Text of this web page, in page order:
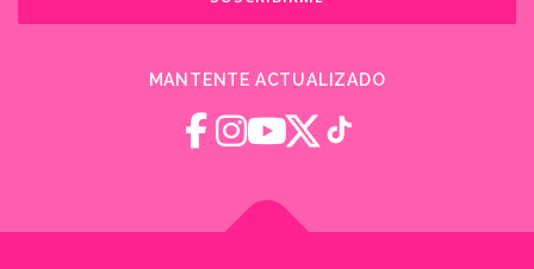
MANTENTE ACTUALIZADO